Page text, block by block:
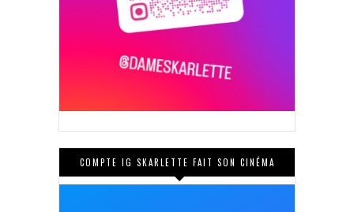
COMPTE IG SKARLETTE FAIT SON CINÉMA